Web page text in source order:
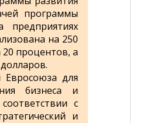
программы
предприятиях
на 250
20 процентов, а
Евросоюза для
бизнеса и
с
и